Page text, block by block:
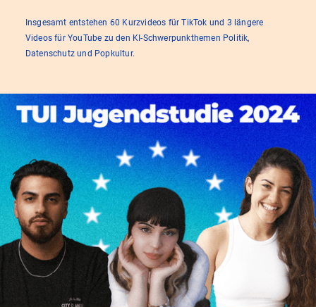
Insgesamt entstehen 60 Kurzvideos für TikTok und 3 längere
Videos für YouTube zu den KI-Schwerpunkthemen Politik,
Datenschutz und Popkultur.